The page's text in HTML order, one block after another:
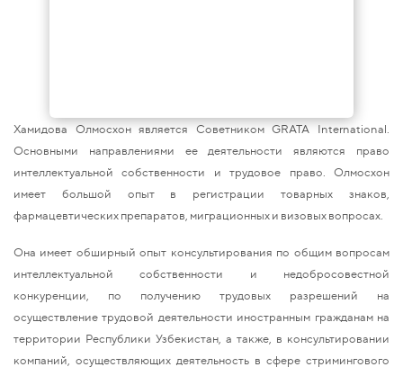
Хамидова Олмосхон является Советником GRATA International.
Основными направлениями ее деятельности являются право
интеллектуальной собственности и трудовое право. Олмосхон
имеет большой опыт в регистрации товарных знаков,
фармацевтических препаратов, миграционных и визовых вопросах.
Она имеет обширный опыт консультирования по общим вопросам
интеллектуальной собственности и недобросовестной
конкуренции, по получению трудовых разрешений на
осуществление трудовой деятельности иностранным гражданам на
территории Республики Узбекистан, а также, в консультировании
компаний, осуществляющих деятельность в сфере стримингового